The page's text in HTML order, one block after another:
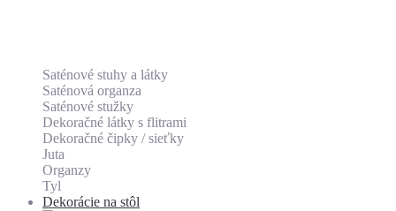
Saténové stuhy a látky
Saténová organza
Saténové stužky
Dekoračné látky s flitrami
Dekoračné čipky / sieťky
Juta
Organzy
Tyl
Dekorácie na stôl